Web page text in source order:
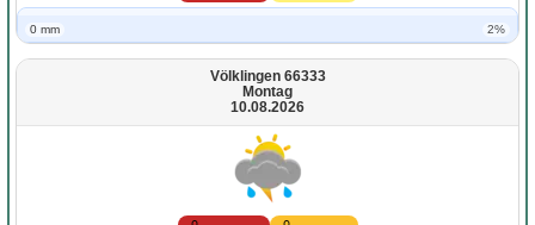
0 mm 2%
Völklingen 66333
Montag
10.08.2026